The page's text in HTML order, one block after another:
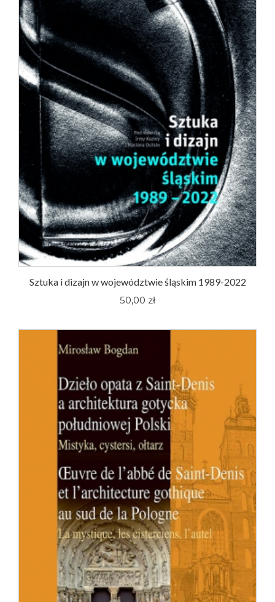
Sztuka i dizajn w województwie śląskim 1989-2022
50,00 zł